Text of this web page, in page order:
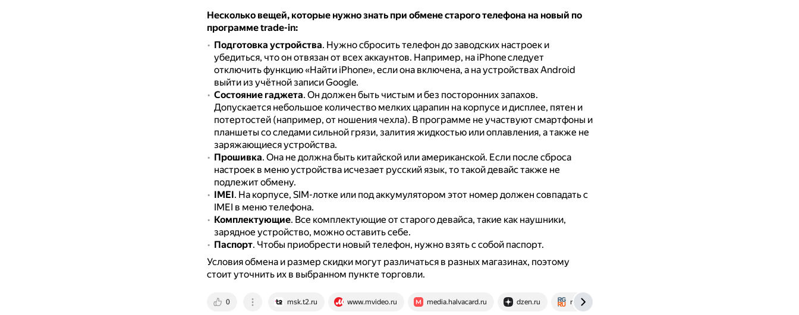
Несколько вещей, которые нужно знать при обмене старого телефона на новый по
программе trade-in:
Подготовка устройства. Нужно сбросить телефон до заводских настроек и
убедиться, что он отвязан от всех аккаунтов. Например, на iPhone следует
отключить функцию «Найти iPhone», если она включена, а на устройствах Android
выйти из учётной записи Google.
Состояние гаджета. Он должен быть чистым и без посторонних запахов.
Допускается небольшое количество мелких царапин на корпусе и дисплее, пятен и
потертостей (например, от ношения чехла). В программе не участвуют смартфоны и
планшеты со следами сильной грязи, залития жидкостью или оплавления, а также не
заряжающиеся устройства.
Прошивка. Она не должна быть китайской или американской. Если после сброса
настроек в меню устройства исчезает русский язык, то такой девайс также не
подлежит обмену.
IMEI. На корпусе, SIM-лотке или под аккумулятором этот номер должен совпадать с
IMEI в меню телефона.
Комплектующие. Все комплектующие от старого девайса, такие как наушники,
зарядное устройство, можно оставить себе.
Паспорт. Чтобы приобрести новый телефон, нужно взять с собой паспорт.
Условия обмена и размер скидки могут различаться в разных магазинах, поэтому
стоит уточнить их в выбранном пункте торговли.
0 msk.t2.ru www.mvideo.ru media.halvacard.ru dzen.ru rg.ru